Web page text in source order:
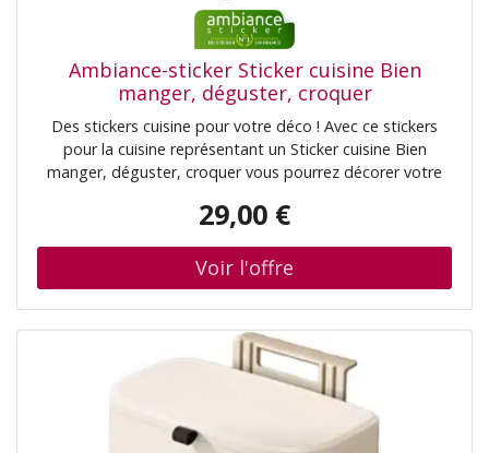
Ambiance-sticker Sticker cuisine Bien
manger, déguster, croquer
Des stickers cuisine pour votre déco ! Avec ce stickers
pour la cuisine représentant un Sticker cuisine Bien
manger, déguster, croquer vous pourrez décorer votre
donner une nouvelle vie à cette pièce si fréquemment
29,00 €